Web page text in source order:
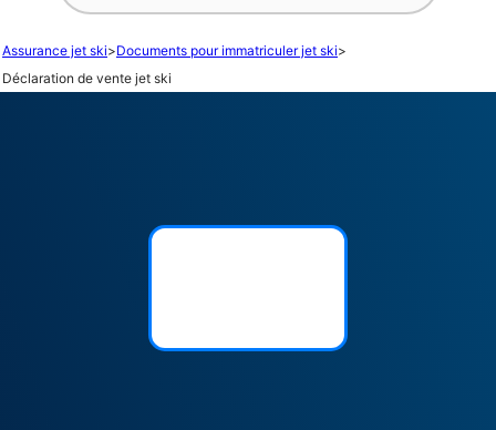
Assurance jet ski>Documents pour immatriculer jet ski>
Déclaration de vente jet ski